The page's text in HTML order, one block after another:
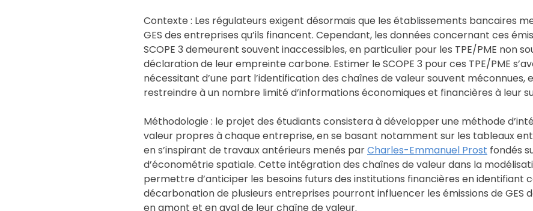
Contexte : Les régulateurs exigent désormais que les établissements bancaires
GES des entreprises qu’ils financent. Cependant, les données concernant ces
SCOPE 3 demeurent souvent inaccessibles, en particulier pour les TPE/PME non
déclaration de leur empreinte carbone. Estimer le SCOPE 3 pour ces TPE/PME
nécessitant d’une part l’identification des chaînes de valeur souvent méconnues,
restreindre à un nombre limité d’informations économiques et financières à leur
Méthodologie : le projet des étudiants consistera à développer une méthode
valeur propres à chaque entreprise, en se basant notamment sur les tableaux
en s’inspirant de travaux antérieurs menés parCharles-Emmanuel Prost fondés
d’économétrie spatiale. Cette intégration des chaînes de valeur dans la
permettre d’anticiper les besoins futurs des institutions financières en identifiant
décarbonation de plusieurs entreprises pourront influencer les émissions de GES
en amont et en aval de leur chaîne de valeur.